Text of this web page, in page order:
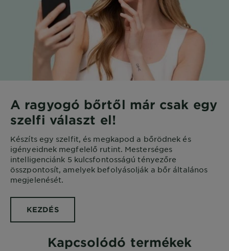
A ragyogó bőrtől már csak egy
szelfi választ el!
Készíts egy szelfit, és megkapod a bőrödnek és
igényeidnek megfelelő rutint. Mesterséges
intelligenciánk 5 kulcsfontosságú tényezőre
összpontosít, amelyek befolyásolják a bőr általános
megjelenését.
KEZDÉS
Kapcsolódó termékek